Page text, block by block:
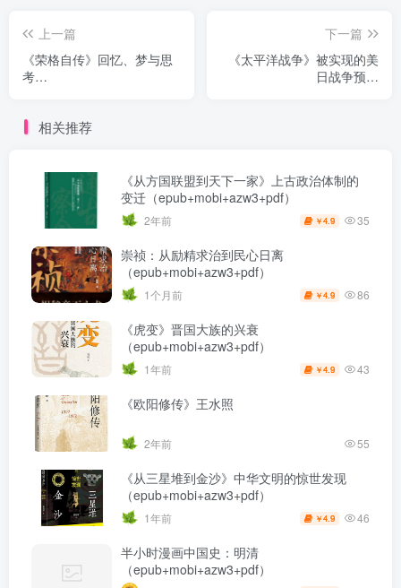
上一篇
《荣格自传》回忆、梦与思
考
下一篇
《太平洋战争》被实现的美
日战争预言
相关推荐
《从方国联盟到天下一家》上古政治体制的
变迁（epub+mobi+azw3+pdf）
2年前 ￥4.9 35
崇祯：从励精求治到民心日离
（epub+mobi+azw3+pdf）
1个月前 ￥4.9 86
《虎变》晋国大族的兴衰
（epub+mobi+azw3+pdf）
1年前 ￥4.9 43
《欧阳修传》王水照
2年前 55
《从三星堆到金沙》中华文明的惊世发现
（epub+mobi+azw3+pdf）
1年前 ￥4.9 46
半小时漫画中国史：明清
（epub+mobi+azw3+pdf）